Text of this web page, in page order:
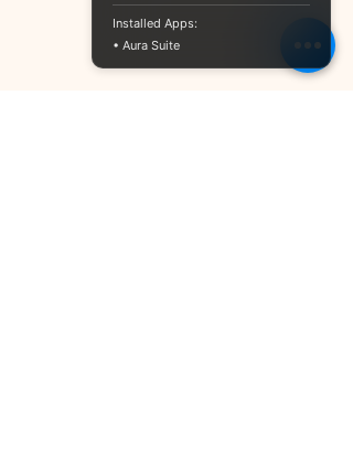
Installed Apps:
• Aura Suite